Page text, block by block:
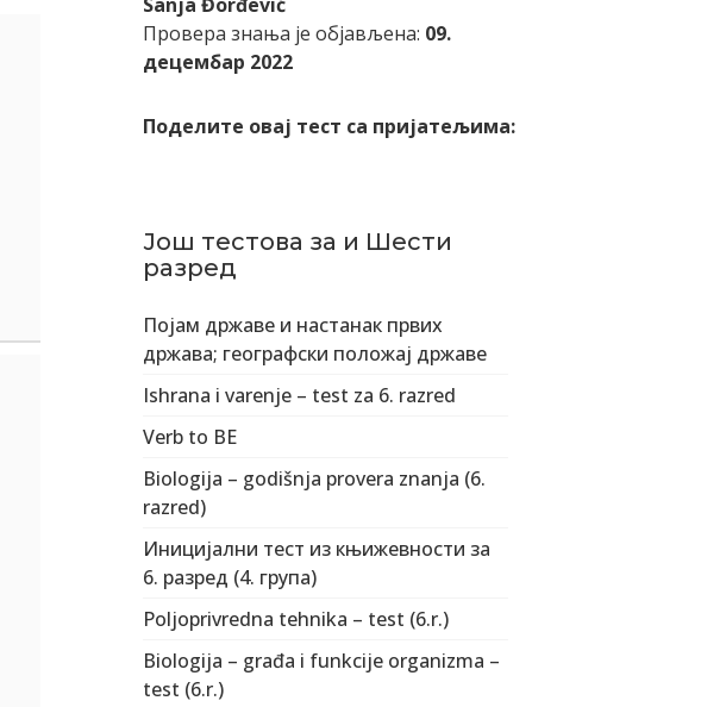
Провера знања је објављена: 09.
децембар 2022
Поделите овај тест са пријатељима:
Још тестова за и Шести
разред
Појам државе и настанак првих
држава; географски положај државе
Ishrana i varenje – test za 6. razred
Verb to BE
Biologija – godišnja provera znanja (6.
razred)
Иницијални тест из књижевности за
6. разред (4. група)
Poljoprivredna tehnika – test (6.r.)
Biologija – građa i funkcije organizma –
test (6.r.)